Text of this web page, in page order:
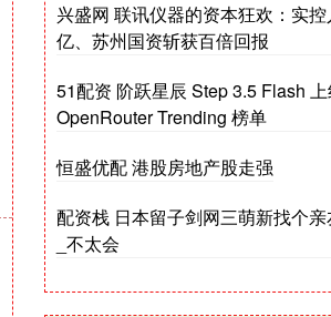
兴盛网 联讯仪器的资本狂欢：实
亿、苏州国资斩获百倍回报
51配资 阶跃星辰 Step 3.5 Flash
OpenRouter Trending 榜单
恒盛优配 港股房地产股走强
配资栈 日本留子剑网三萌新找个
_不太会